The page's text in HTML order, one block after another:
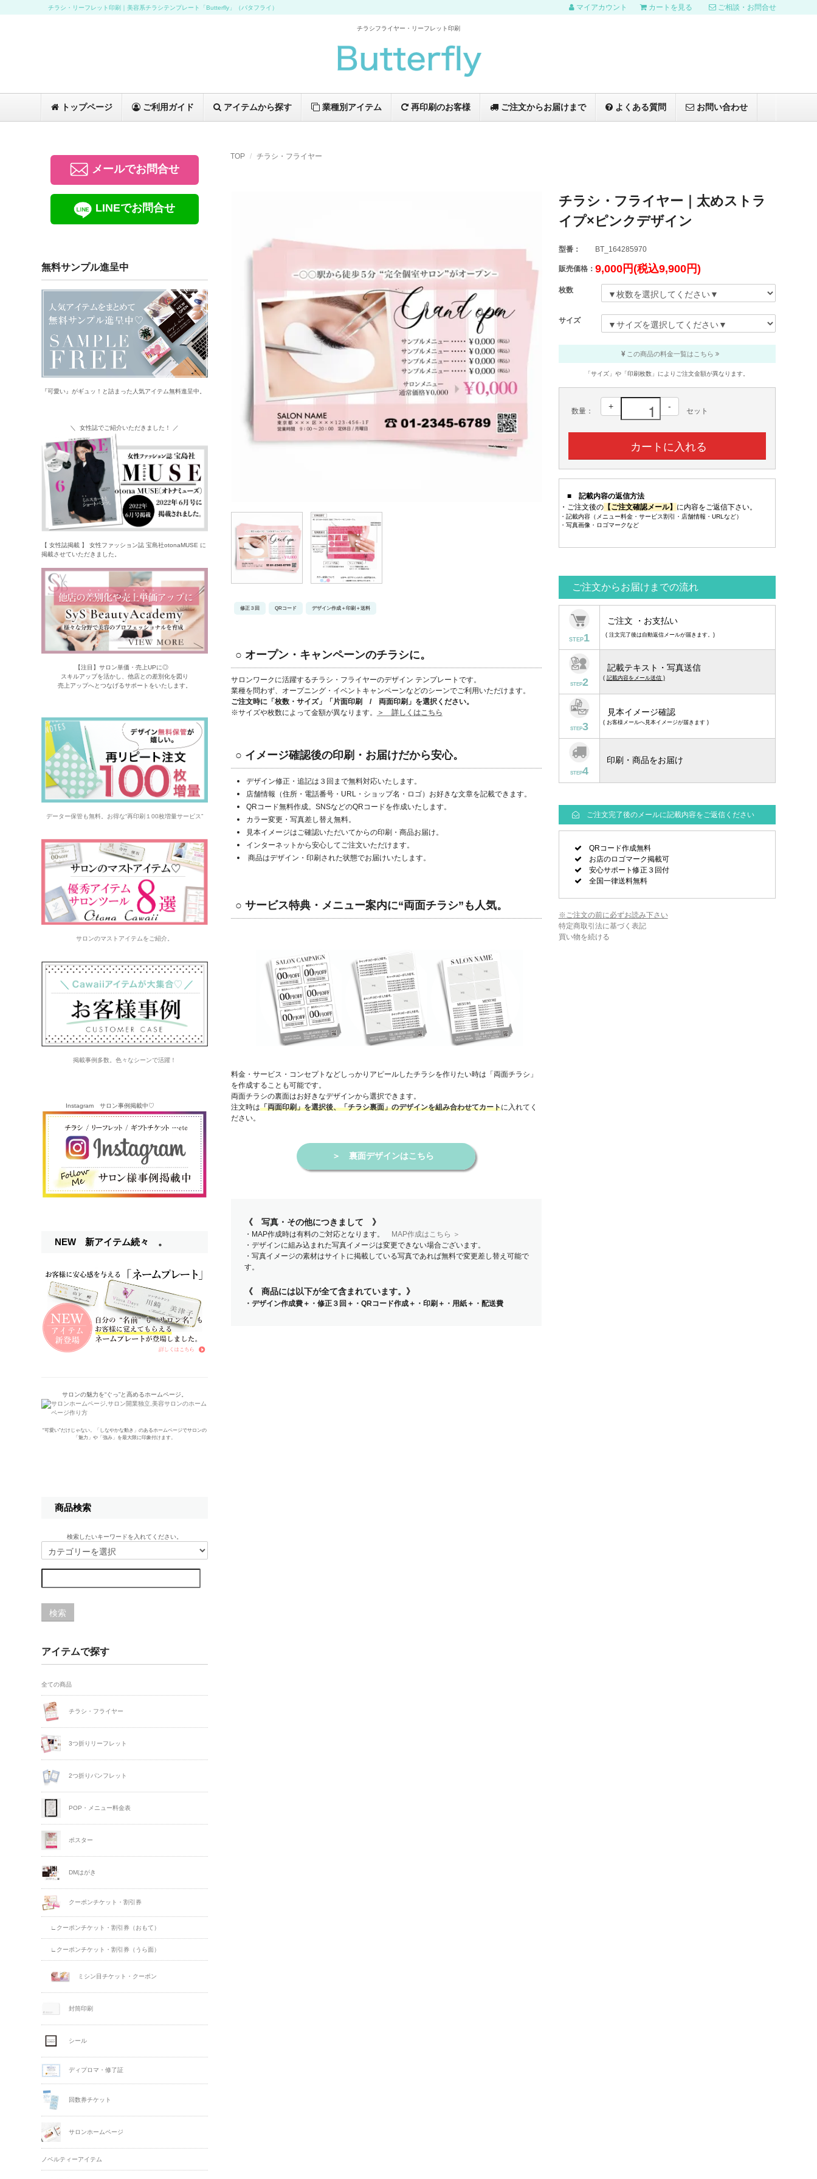
チラシ・リーフレット印刷｜美容系チラシテンプレート「Butterfly」（バタフライ） マイアカウント カートを見る ご相談・お問合せ
チラシフライヤー・リーフレット印刷
トップページ ご利用ガイド アイテムから探す 業種別アイテム 再印刷のお客様 ご注文からお届けまで よくある質問 お問い合わせ
TOP チラシ・フライヤー
修正３回 QRコード デザイン作成＋印刷＋送料
○ オープン・キャンペーンのチラシに。
サロンワークに活躍するチラシ・フライヤーのデザイン テンプレートです。
業種を問わず、オープニング・イベントキャンペーンなどのシーンでご利用いただけます。
ご注文時に「枚数・サイズ」「片面印刷 / 両面印刷」 を選択ください。
※サイズや枚数によって金額が異なります。
＞ 詳しくはこちら
○ イメージ確認後の印刷・お届けだから安心。
デザイン修正・追記は３回まで無料対応いたします。
店舗情報（住所・電話番号・URL・ショップ名・ロゴ）お好きな文章を記載できます。
QRコード無料作成。SNSなどのQRコードを作成いたします。
カラー変更・写真差し替え無料。
見本イメージはご確認いただいてからの印刷・商品お届け。
インターネットから安心してご注文いただけます。
商品はデザイン・印刷された状態でお届けいたします。
○ サービス特典・メニュー案内に“両面チラシ”も人気。
料金・サービス・コンセプトなどしっかりアピールしたチラシを作りたい時は「両面チラシ」
を作成することも可能です。
両面チラシの裏面はお好きなデザインから選択できます。
注文時は「両面印刷」を選択後、「チラシ裏面」のデザインを組み合わせてカートに入れてく
ださい。
＞裏面デザインはこちら
《 写真・その他につきまして 》
・MAP作成時は有料のご対応となります。
MAP作成はこちら ＞
・デザインに組み込まれた写真イメージは変更できない場合ございます。
・写真イメージの素材はサイトに掲載している写真であれば無料で変更差し替え可能で
す。
《 商品には以下が全て含まれています。》
・デザイン作成費＋・修正３回＋・QRコード作成＋・印刷＋・用紙＋・配送費
チラシ・フライヤー｜太めストラ
イプ×ピンクデザイン
型番： BT_164285970
販売価格： 9,000円(税込9,900円)
枚数
サイズ
この商品の料金一覧はこちら
「サイズ」や「印刷枚数」によりご注文金額が異なります。
数量：
+ -
セット
■ 記載内容の返信方法
・ご注文後の【ご注文確認メール】 に内容をご返信下さい。
・記載内容（メニュー料金・サービス割引・店舗情報・URLなど）
・写真画像・ロゴマークなど
ご注文からお届けまでの流れ
STEP1
ご注文 ・お支払い
( 注文完了後は自動返信メールが届きます。)
STEP2
記載テキスト・写真送信
( 記載内容をメール送信 )
STEP3
見本イメージ確認
( お客様メールへ見本イメージが届きます )
STEP4
印刷・商品をお届け
ご注文完了後のメールに記載内容をご返信ください
QRコード作成無料
お店のロゴマーク掲載可
安心サポート修正３回付
全国一律送料無料
※ご注文の前に必ずお読み下さい
特定商取引法に基づく表記
買い物を続ける
メールでお問合せ
LINEでお問合せ
無料サンプル進呈中
『可愛い』がギュッ！と詰まった人気アイテム無料進呈中。
＼ 女性誌でご紹介いただきました！ ／
【 女性誌掲載 】 女性ファッション誌 宝島社otonaMUSE に
掲載させていただきました。
【注目】サロン単価・売上UPに◎
スキルアップを活かし、他店との差別化を図り
売上アップへとつなげるサポートをいたします。
データー保管も無料。お得な“再印刷１00枚増量サービス”
サロンのマストアイテムをご紹介。
掲載事例多数。色々なシーンで活躍！
Instagram サロン事例掲載中♡
NEW 新アイテム続々 。
サロンの魅力を“ぐっ”と高めるホームページ。
“可愛い”だけじゃない。「しなやかな動き」のあるホームページでサロンの
「魅力」や「強み」を最大限に印象付けます。
商品検索
検索したいキーワードを入れてください。
検索
アイテムで探す
全ての商品
チラシ・フライヤー
3つ折りリーフレット
2つ折りパンフレット
POP・メニュー料金表
ポスター
DMはがき
クーポンチケット・割引券
∟クーポンチケット・割引券（おもて）
∟クーポンチケット・割引券（うら面）
ミシン目チケット・クーポン
封筒印刷
シール
ディプロマ・修了証
回数券チケット
サロンホームページ
ノベルティーアイテム